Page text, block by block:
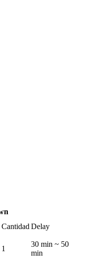
Cantidad Delay
1
30 min ~ 50
min